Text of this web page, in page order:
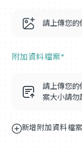
請上傳您的
附加資料檔案*
請上傳您的
案大小請勿
新增附加資料檔案